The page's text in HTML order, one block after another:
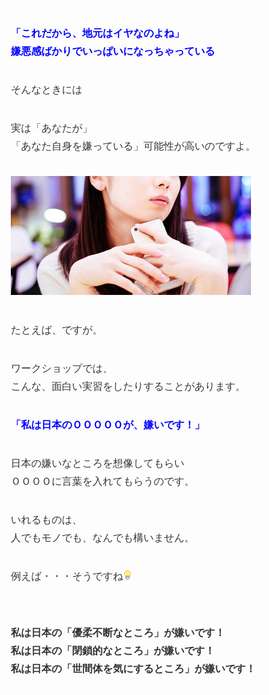
「これだから、地元はイヤなのよね」
嫌悪感ばかりでいっぱいになっちゃっている
そんなときには
実は「あなたが」
「あなた自身を嫌っている」可能性が高いのですよ。
たとえば、ですが。
ワークショップでは、
こんな、面白い実習をしたりすることがあります。
「私は日本のＯＯＯＯＯが、嫌いです！」
日本の嫌いなところを想像してもらい
ＯＯＯＯに言葉を入れてもらうのです。
いれるものは、
人でもモノでも、なんでも構いません。
例えば・・・そうですね
私は日本の「優柔不断なところ」が嫌いです！
私は日本の「閉鎖的なところ」が嫌いです！
私は日本の「世間体を気にするところ」が嫌いです！